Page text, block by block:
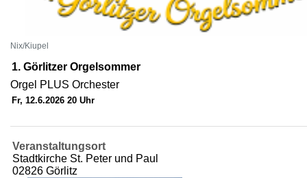
Nix/Kiupel
1. Görlitzer Orgelsommer
Orgel PLUS Orchester
Fr, 12.6.2026 20 Uhr
Veranstaltungsort
Stadtkirche St. Peter und Paul
02826 Görlitz